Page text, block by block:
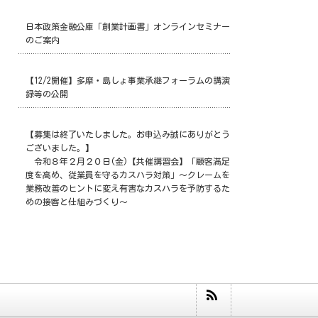
日本政策金融公庫「創業計画書」オンラインセミナー
のご案内
【12/2開催】多摩・島しょ事業承継フォーラムの講演
録等の公開
【募集は終了いたしました。お申込み誠にありがとう
ございました。】
令和８年２月２０日(金)【共催講習会】「顧客満足
度を高め、従業員を守るカスハラ対策」～クレームを
業務改善のヒントに変え有害なカスハラを予防するた
めの接客と仕組みづくり～